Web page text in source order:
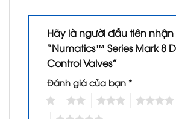
Hãy là người đầu tiên nhận
“Numatics™ Series Mark 8
Control Valves”
Đánh giá của bạn *